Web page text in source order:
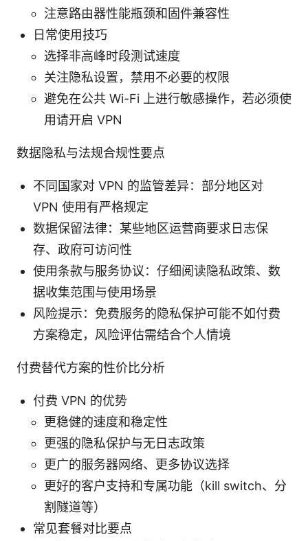
注意路由器性能瓶颈和固件兼容性
日常使用技巧
选择非高峰时段测试速度
关注隐私设置，禁用不必要的权限
避免在公共 Wi-Fi 上进行敏感操作，若必须使
用请开启 VPN
数据隐私与法规合规性要点
不同国家对 VPN 的监管差异：部分地区对
VPN 使用有严格规定
数据保留法律：某些地区运营商要求日志保
存、政府可访问性
使用条款与服务协议：仔细阅读隐私政策、数
据收集范围与使用场景
风险提示：免费服务的隐私保护可能不如付费
方案稳定，风险评估需结合个人情境
付费替代方案的性价比分析
付费 VPN 的优势
更稳健的速度和稳定性
更强的隐私保护与无日志政策
更广的服务器网络、更多协议选择
更好的客户支持和专属功能（kill switch、分
割隧道等）
常见套餐对比要点